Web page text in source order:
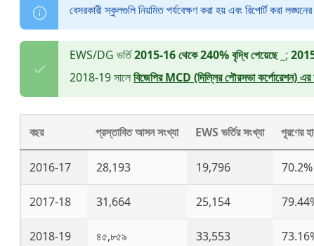
বেসরকারী স্কুলগুলি নিয়মিত পর্যবেক্ষণ করা হয় এবং রিপোর্ট করা
EWS/DG ভর্তি2015-16 থেকে 240% বৃদ্ধি পেয়েছে_;
2018-19 সালেবিজেপির MCD (দিল্লির পৌরসভা কর্পোরেশন)
বছর প্রস্তাবিত আসন সংখ্যা EWS ভর্তির সংখ্যা পূরণের
2016-17 28,193 19,796 70.2%
2017-18 31,664 25,154
2018-19 ৪৫,৮৫৯ 33,553